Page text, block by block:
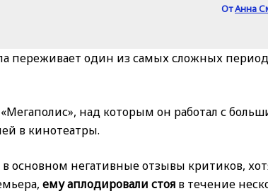
ОтАнна
переживает один из самых сложных
над которым он работал с
в кинотеатры.
основном негативные отзывы критиков,
ему аплодировали стоя в течение